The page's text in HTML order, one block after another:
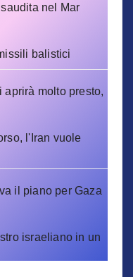
nel Mar
balistici
aprirà molto presto,
l'Iran vuole
il piano per Gaza
israeliano in un